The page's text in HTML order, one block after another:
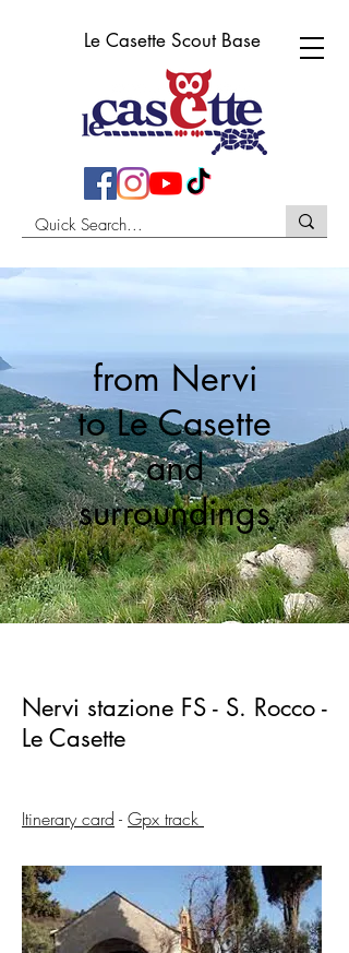
Le Casette Scout Base
from Nervi
to Le Casette
and
surroundings
Nervi stazione FS - S. Rocco -
Le Casette
Itinerary card - Gpx track